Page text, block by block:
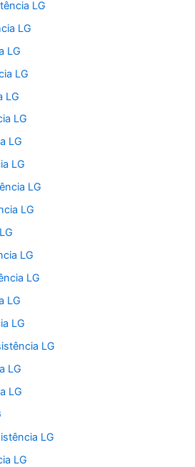
LG
LG
LG
LG
LG
LG
LG
LG
LG
LG
LG
LG
LG
LG
LG
LG
LG
LG
LG